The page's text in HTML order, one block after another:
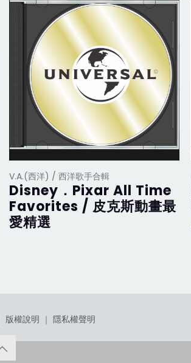
V.A.(西洋) / 西洋歌手合輯
Disney．Pixar All Time
Favorites / 皮克斯動畫最
愛精選
版權說明 ｜ 隱私權聲明